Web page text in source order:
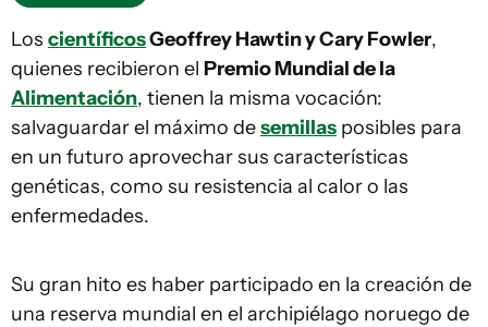
Los científicosGeoffrey Hawtin y Cary Fowler,
quienes recibieron el Premio Mundial de la
Alimentación, tienen la misma vocación:
salvaguardar el máximo desemillas posibles para
en un futuro aprovechar sus características
genéticas, como su resistencia al calor o las
enfermedades.
Su gran hito es haber participado en la creación de
una reserva mundial en el archipiélago noruego de